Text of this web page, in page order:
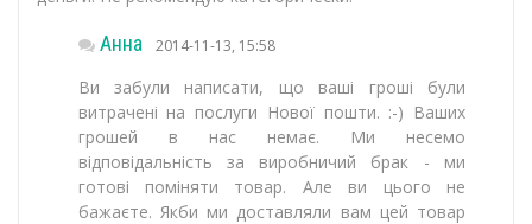
Анна 2014-11-13, 15:58
Ви забули написати, що ваші гроші були
витрачені на послуги Нової пошти. :-) Ваших
грошей в нас немає. Ми несемо
відповідальність за виробничий брак - ми
готові поміняти товар. Але ви цього не
бажаєте. Якби ми доставляли вам цей товар